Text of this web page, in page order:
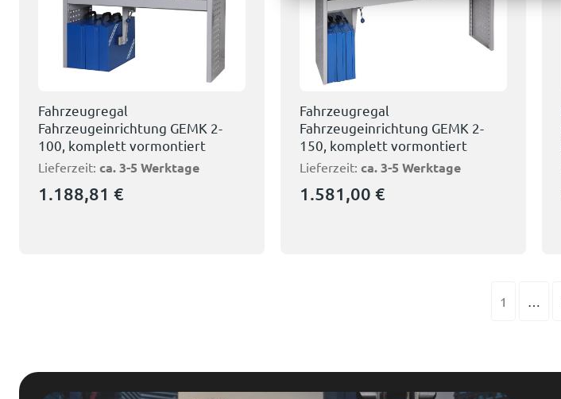
Fahrzeugregal
Fahrzeugeinrichtung GEMK 2-
100, komplett vormontiert
Lieferzeit: ca. 3-5 Werktage
1.188,81 €
Fahrzeugregal
Fahrzeugeinrichtung GEMK 2-
150, komplett vormontiert
Lieferzeit: ca. 3-5 Werktage
1.581,00 €
1